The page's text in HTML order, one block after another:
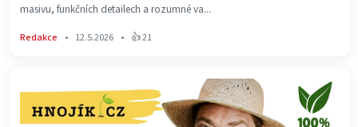
masivu, funkčních detailech a rozumné va...
Redakce • 12.5.2026 • 👍 21